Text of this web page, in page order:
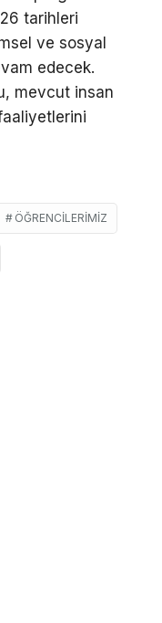
tarihleri
ve sosyal
edecek.
mevcut insan
ÖĞRENCILERIMIZ